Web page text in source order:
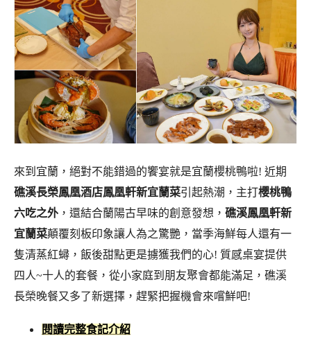
來到宜蘭，絕對不能錯過的饗宴就是宜蘭櫻桃鴨啦! 近期
礁溪長榮鳳凰酒店鳳凰軒新宜蘭菜引起熱潮，主打櫻桃鴨
六吃之外 ，還結合蘭陽古早味的創意發想， 礁溪鳳凰軒新
宜蘭菜顛覆刻板印象讓人為之驚艷，當季海鮮每人還有一
隻清蒸紅蟳，飯後甜點更是擄獲我們的心! 質感桌宴提供
四人~十人的套餐，從小家庭到朋友聚會都能滿足，礁溪
長榮晚餐又多了新選擇，趕緊把握機會來嚐鮮吧!
閱讀完整食記介紹